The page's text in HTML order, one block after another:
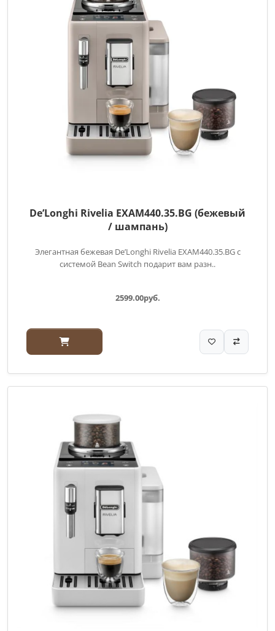
De’Longhi Rivelia EXAM440.35.BG (бежевый
/ шампань)
Элегантная бежевая De’Longhi Rivelia EXAM440.35.BG с
системой Bean Switch подарит вам разн..
2599.00руб.